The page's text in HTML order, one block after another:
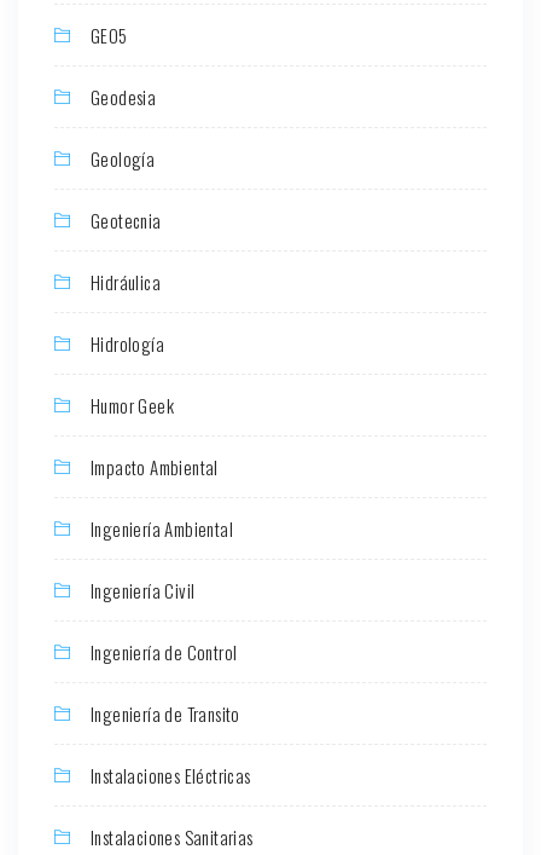
GEO5
Geodesia
Geología
Geotecnia
Hidráulica
Hidrología
Humor Geek
Impacto Ambiental
Ingeniería Ambiental
Ingeniería Civil
Ingeniería de Control
Ingeniería de Transito
Instalaciones Eléctricas
Instalaciones Sanitarias